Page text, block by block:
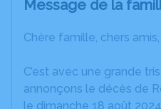
Message de la
Chère famille, chers amis,
C’est avec une grande
annonçons le décès de
le dimanche 18 août